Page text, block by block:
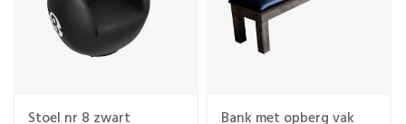
Stoel nr 8 zwart
Bank met opberg vak